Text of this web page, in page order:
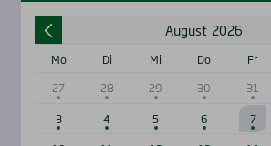
August 2026
Mo Di Mi Do Fr
27
28 29 30 31
3
4 5 6 7